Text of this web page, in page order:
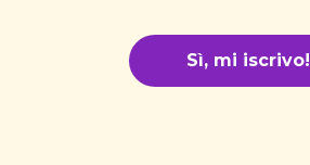
Sì, mi iscrivo!